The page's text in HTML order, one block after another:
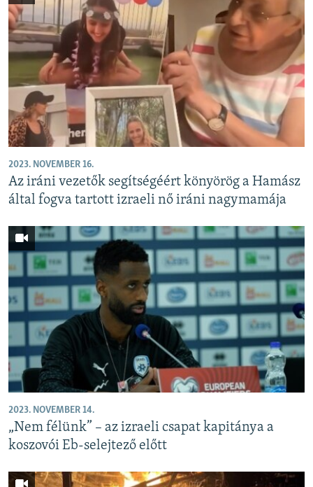
2023. NOVEMBER 16.
Az iráni vezetők segítségéért könyörög a Hamász
által fogva tartott izraeli nő iráni nagymamája
2023. NOVEMBER 14.
„Nem félünk” – az izraeli csapat kapitánya a
koszovói Eb-selejtező előtt